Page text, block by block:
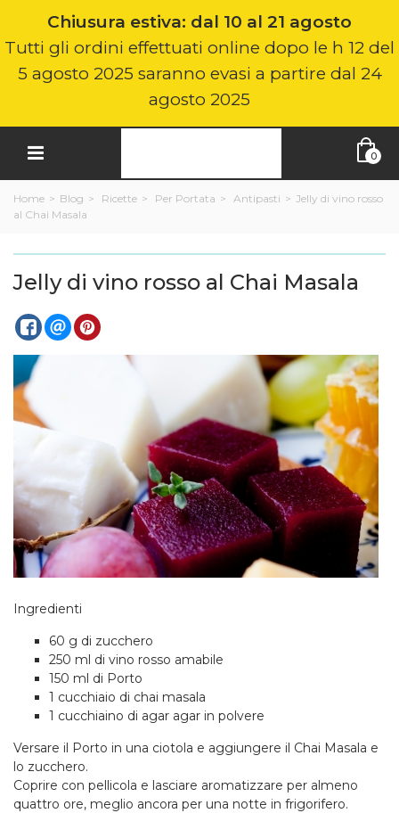
Chiusura estiva: dal 10 al 21 agosto
Tutti gli ordini effettuati online dopo le h 12 del
5 agosto 2025 saranno evasi a partire dal 24
agosto 2025
0
Home > Blog > Ricette > Per Portata > Antipasti > Jelly di vino rosso
al Chai Masala
Jelly di vino rosso al Chai Masala
Ingredienti
60 g di zucchero
250 ml di vino rosso amabile
150 ml di Porto
1 cucchiaio di chai masala
1 cucchiaino di agar agar in polvere
Versare il Porto in una ciotola e aggiungere il Chai Masala e
lo zucchero.
Coprire con pellicola e lasciare aromatizzare per almeno
quattro ore, meglio ancora per una notte in frigorifero.